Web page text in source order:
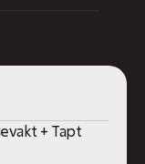
+ Tapt